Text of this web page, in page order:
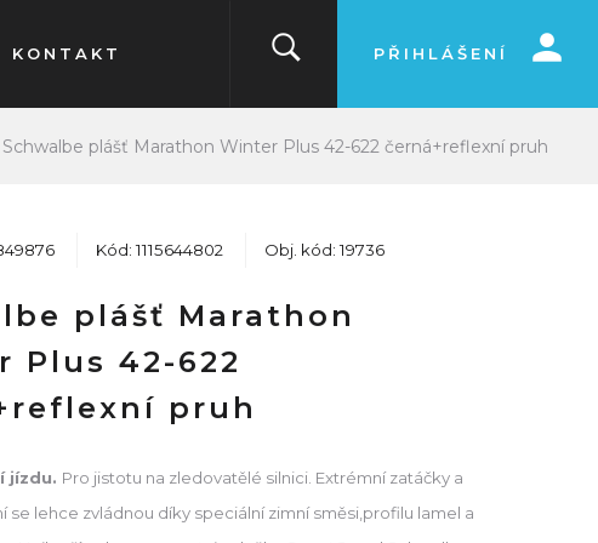
KONTAKT PŘIHLÁŠENÍ
Schwalbe plášť Marathon Winter Plus 42-622 černá+reflexní pruh
Kód: 1115644802 Obj. kód: 19736
plášť Marathon
Plus 42-622
pruh
jízdu. Pro jistotu na zledovatělé silnici. Extrémní zatáčky a
se lehce zvládnou díky speciální zimní směsi,profilu lamel a